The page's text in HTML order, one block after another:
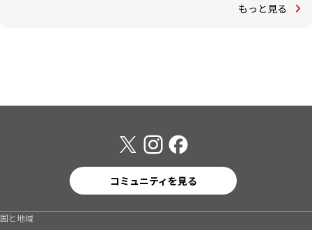
もっと見る
コミュニティを見る
国と地域